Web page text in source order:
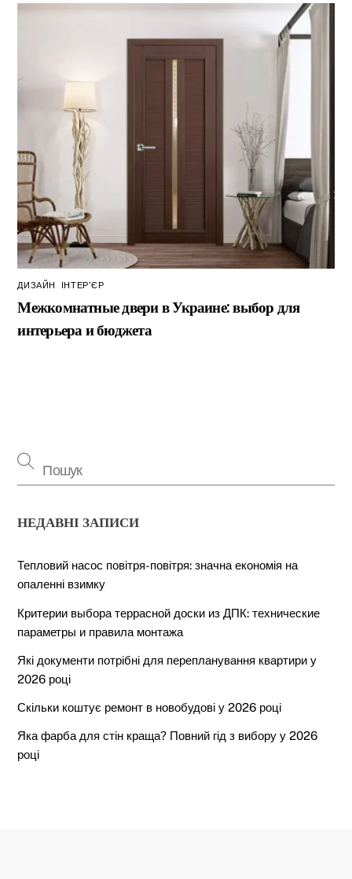
ДИЗАЙН ІНТЕР’ЄР
Межкомнатные двери в Украине: выбор для
интерьера и бюджета
НЕДАВНІ ЗАПИСИ
Тепловий насос повітря-повітря: значна економія на
опаленні взимку
Критерии выбора террасной доски из ДПК: технические
параметры и правила монтажа
Які документи потрібні для перепланування квартири у
2026 році
Скільки коштує ремонт в новобудові у 2026 році
Яка фарба для стін краща? Повний гід з вибору у 2026
році